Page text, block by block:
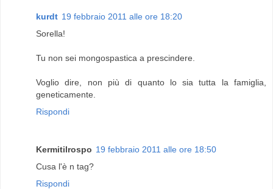
kurdt 19 febbraio 2011 alle ore 18:20
Sorella!
Tu non sei mongospastica a prescindere.
Voglio dire, non più di quanto lo sia tutta la famiglia,
geneticamente.
Rispondi
Kermitilrospo 19 febbraio 2011 alle ore 18:50
Cusa l'è n tag?
Rispondi